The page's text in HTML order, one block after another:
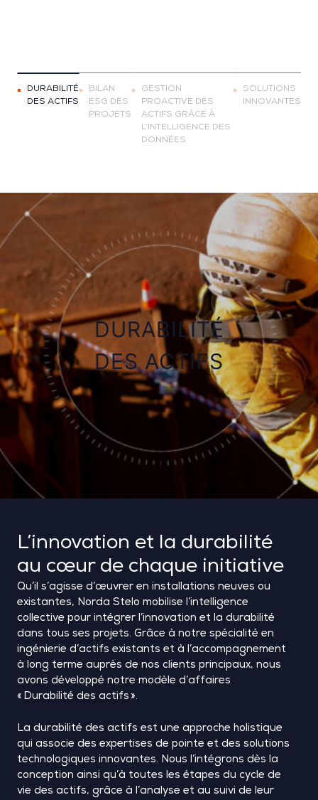
DURABILITÉ
DES ACTIFS
BILAN
ESG DES
PROJETS
GESTION
PROACTIVE DES
ACTIFS GRÂCE À
L’INTELLIGENCE DES
DONNÉES
SOLUTIONS
INNOVANTES
DURABILITÉ
DES ACTIFS
L’innovation et la durabilité
au cœur de chaque initiative
Qu’il s’agisse d’œuvrer en installations neuves ou
existantes, Norda Stelo mobilise l’intelligence
collective pour intégrer l’innovation et la durabilité
dans tous ses projets. Grâce à notre spécialité en
ingénierie d’actifs existants et à l’accompagnement
à long terme auprès de nos clients principaux, nous
avons développé notre modèle d’affaires
« Durabilité des actifs ».
La durabilité des actifs est une approche holistique
qui associe des expertises de pointe et des solutions
technologiques innovantes. Nous l’intégrons dès la
conception ainsi qu’à toutes les étapes du cycle de
vie des actifs, grâce à l’analyse et au suivi de leur